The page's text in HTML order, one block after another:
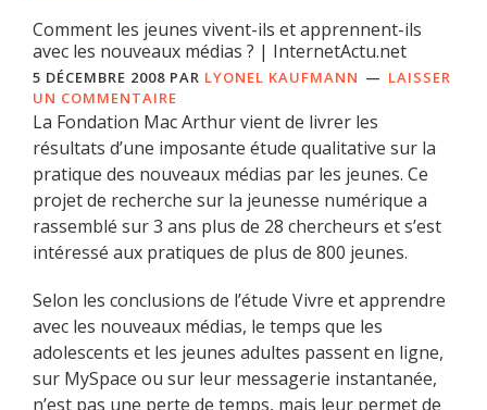
Comment les jeunes vivent-ils et apprennent-ils
avec les nouveaux médias ? | InternetActu.net
5 DÉCEMBRE 2008 PAR LYONEL KAUFMANN
LAISSER
UN COMMENTAIRE
La Fondation Mac Arthur vient de livrer les
résultats d’une imposante étude qualitative sur la
pratique des nouveaux médias par les jeunes. Ce
projet de recherche sur la jeunesse numérique a
rassemblé sur 3 ans plus de 28 chercheurs et s’est
intéressé aux pratiques de plus de 800 jeunes.
Selon les conclusions de l’étude Vivre et apprendre
avec les nouveaux médias, le temps que les
adolescents et les jeunes adultes passent en ligne,
sur MySpace ou sur leur messagerie instantanée,
n’est pas une perte de temps, mais leur permet de